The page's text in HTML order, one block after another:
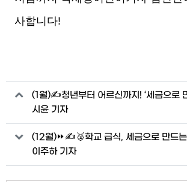
사합니다!
관련자료
(1월)✍청년부터 어르신까지! ‘세금으로
시윤 기자
(12월)⏩✍🥈학교 급식, 세금으로 만드는
이주하 기자